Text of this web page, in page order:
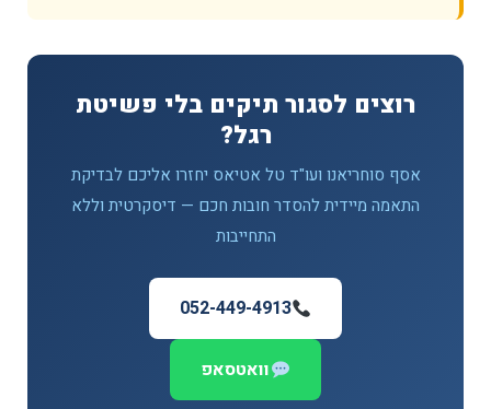
רוצים לסגור תיקים בלי פשיטת
רגל?
אסף סוחריאנו ועו"ד טל אטיאס יחזרו אליכם לבדיקת
התאמה מיידית להסדר חובות חכם — דיסקרטית וללא
התחייבות
052-449-4913
וואטסאפ